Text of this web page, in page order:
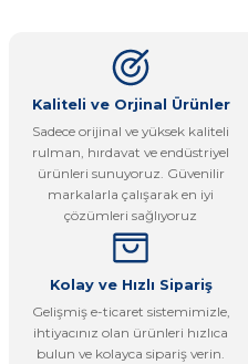
Görüş ve önerileriniz için
Ürün resmi kalitesiz, bozuk
Ürün açıklamasında eksik
Ürün bilgilerinde hatalar
Ürün fiyatı diğer sitelerden
Bu ürüne benzer farklı
Kaliteli ve Orjinal Ürünler
Sadece orijinal ve yüksek kaliteli
rulman, hırdavat ve endüstriyel
ürünleri sunuyoruz. Güvenilir
markalarla çalışarak en iyi
çözümleri sağlıyoruz
Kolay ve Hızlı Sipariş
Gelişmiş e-ticaret sistemimizle,
ihtiyacınız olan ürünleri hızlıca
bulun ve kolayca sipariş verin.